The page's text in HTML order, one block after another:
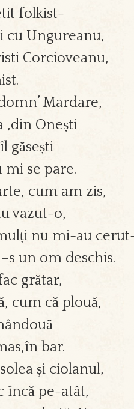
folkist-
cu Ungureanu,
Corcioveanu,
Mardare,
,din Onești
găsești
mi se pare.
cum am zis,
vazut-o,
nu mi-au
un om deschis.
grătar,
cum că plouă,
bar.
și ciolanul,
încă pe-atât,